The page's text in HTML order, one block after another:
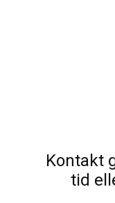
Kontakt
tid